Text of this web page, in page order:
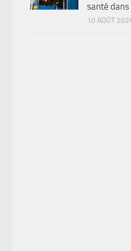
santé
10 AOÛT